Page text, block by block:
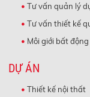
Tư vấn quản lý
Tư vấn thiết kế
Môi giới bất động
DỰ ÁN
Thiết kế nội thất